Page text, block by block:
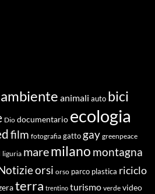
ambiente animali auto bici
Dio documentario ecologia
film fotografia gatto gay greenpeace
liguria maremilano montagna
orsi orso parco plastica riciclo
terra trentino turismo verde video